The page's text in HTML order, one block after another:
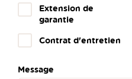
Extension de
garantie
Contrat d'entretien
Message